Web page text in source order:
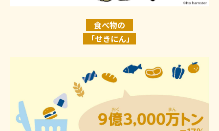
食べ物の
「せきにん」